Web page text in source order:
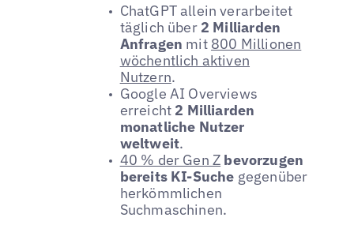
ChatGPT allein verarbeitet
täglich über 2 Milliarden
Anfragen mit 800 Millionen
wöchentlich aktiven
Nutzern.
Google AI Overviews
erreicht 2 Milliarden
monatliche Nutzer
weltweit.
40 % der Gen Z bevorzugen
bereits KI-Suche gegenüber
herkömmlichen
Suchmaschinen.